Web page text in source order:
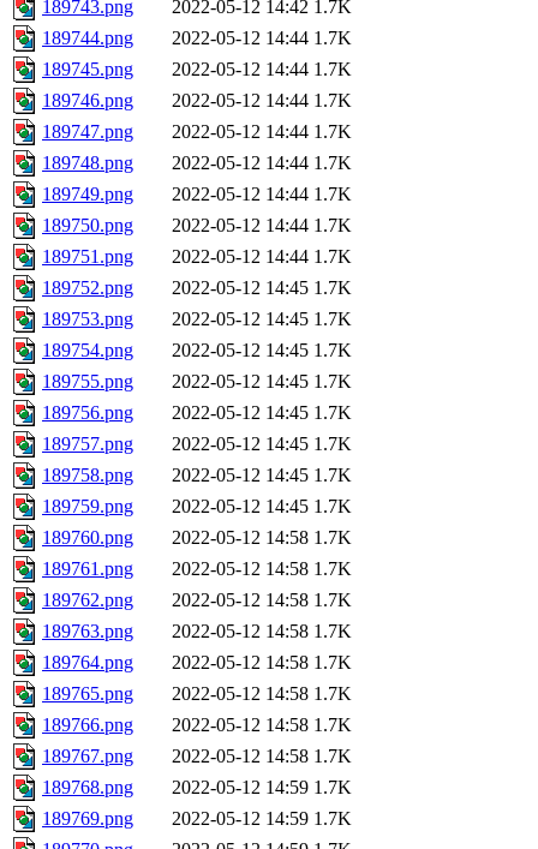
189743.png 2022-05-12 14:42 1.7K
189744.png
2022-05-12 14:44 1.7K
189745.png
2022-05-12 14:44 1.7K
189746.png
2022-05-12 14:44 1.7K
189747.png
2022-05-12 14:44 1.7K
189748.png
2022-05-12 14:44 1.7K
189749.png
2022-05-12 14:44 1.7K
189750.png
2022-05-12 14:44 1.7K
189751.png
2022-05-12 14:44 1.7K
189752.png
2022-05-12 14:45 1.7K
189753.png
2022-05-12 14:45 1.7K
189754.png
2022-05-12 14:45 1.7K
189755.png
2022-05-12 14:45 1.7K
189756.png
2022-05-12 14:45 1.7K
189757.png
2022-05-12 14:45 1.7K
189758.png
2022-05-12 14:45 1.7K
189759.png
2022-05-12 14:45 1.7K
189760.png
2022-05-12 14:58 1.7K
189761.png
2022-05-12 14:58 1.7K
189762.png
2022-05-12 14:58 1.7K
189763.png
2022-05-12 14:58 1.7K
189764.png
2022-05-12 14:58 1.7K
189765.png
2022-05-12 14:58 1.7K
189766.png
2022-05-12 14:58 1.7K
189767.png
2022-05-12 14:58 1.7K
189768.png
2022-05-12 14:59 1.7K
189769.png
2022-05-12 14:59 1.7K